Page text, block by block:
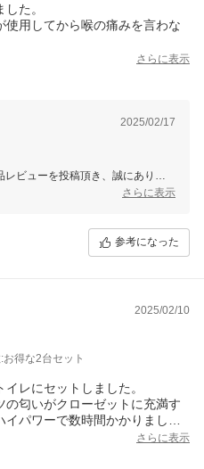
た。
用してから喉の痛みを言わな
場にも困らないそうです。
さらに表示
2025/02/17
ビューを投稿頂き、誠にありが
ますと幸いです。
申し上げております。
さらに表示
参考になった
2025/02/10
得な2台セット
レにセットしました。
匂いがクローゼットに充満す
パワーで数時間かかりました
さらに表示